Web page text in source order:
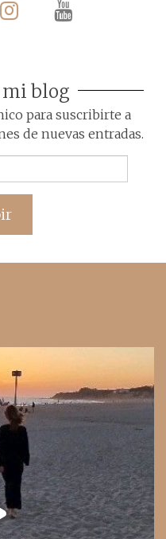
mi blog
para suscribirte a
de nuevas entradas.